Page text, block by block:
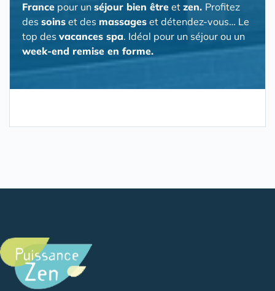
France pour un séjour bien être et zen. Profitez
des soins et des massages et détendez-vous… Le
top des vacances spa. Idéal pour un séjour ou un
week-end remise en forme.